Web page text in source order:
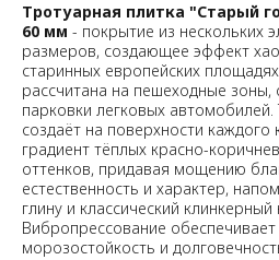
Тротуарная плитка "Старый
60 мм - покрытие из нескольких
размеров, создающее эффект
старинных европейских
рассчитана на пешеходные
парковки легковых автомобилей.
создаёт на поверхности
градиент тёплых красно-
оттенков, придавая мощению
естественность и характер,
глину и классический клинкерный
Вибропрессование
морозостойкость и